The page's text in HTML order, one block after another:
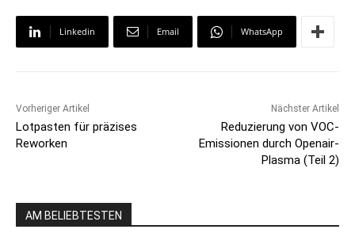
Linkedin Email WhatsApp
Vorheriger Artikel
Lotpasten für präzises
Reworken
Nächster Artikel
Reduzierung von VOC-
Emissionen durch Openair-
Plasma (Teil 2)
AM BELIEBTESTEN